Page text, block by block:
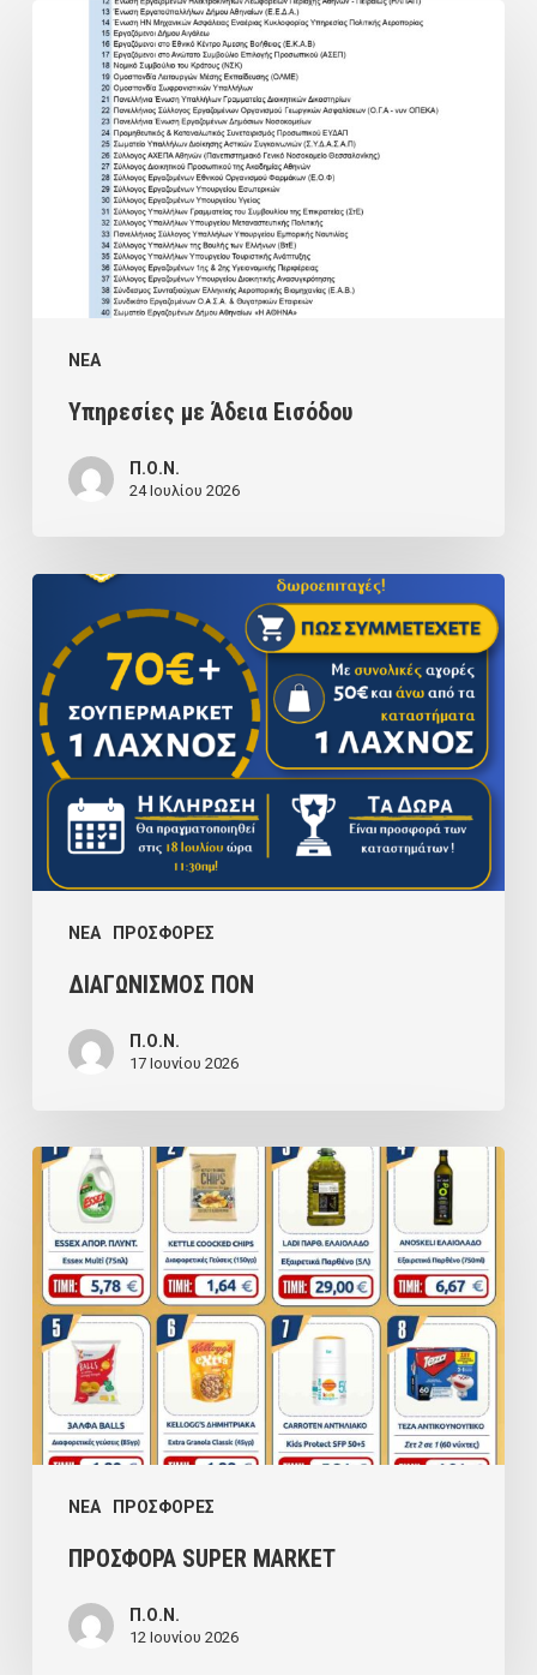
NEA
Υπηρεσίες
Εισόδου
Υπηρεσίες με Άδεια Εισόδου
Π.Ο.Ν.
24 Ιουλίου 2026
NEA ΠΡΟΣΦΟΡΕΣ
ΔΙΑΓΩΝΙΣΜΟΣ
ΔΙΑΓΩΝΙΣΜΟΣ ΠΟΝ
Π.Ο.Ν.
17 Ιουνίου 2026
NEA ΠΡΟΣΦΟΡΕΣ
ΠΡΟΣΦΟΡΑ
SUPER
MARKET
ΠΡΟΣΦΟΡΑ SUPER MARKET
Π.Ο.Ν.
12 Ιουνίου 2026